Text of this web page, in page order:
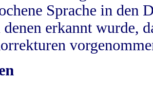
Sprache in
erkannt wurde,